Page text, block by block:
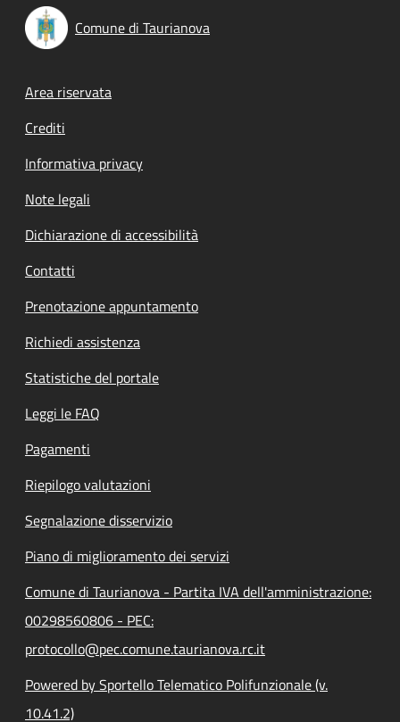
Comune di Taurianova
Footer menu
Area riservata
Crediti
Informativa privacy
Note legali
Dichiarazione di accessibilità
Contatti
Prenotazione appuntamento
Richiedi assistenza
Statistiche del portale
Leggi le FAQ
Pagamenti
Riepilogo valutazioni
Segnalazione disservizio
Piano di miglioramento dei servizi
Comune di Taurianova - Partita IVA dell'amministrazione:
00298560806 - PEC:
protocollo@pec.comune.taurianova.rc.it
Powered by Sportello Telematico Polifunzionale (v.
10.41.2)